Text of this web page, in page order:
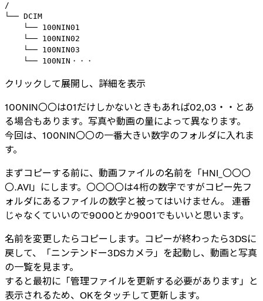
/
└── DCIM
    └── 100NIN01
    └── 100NIN02
    └── 100NIN03
    └── 100NIN・・・
クリックして展開し、詳細を表示
100NIN〇〇は01だけしかないときもあれば02,03・・とあ
る場合もあります。写真や動画の量によって異なります。
今回は、100NIN〇〇の一番大きい数字のフォルダに入れま
す。
まずコピーする前に、動画ファイルの名前を「HNI_〇〇〇
〇.AVI」にします。〇〇〇〇は4桁の数字ですがコピー先フ
ォルダにあるファイルの数字と被ってはいけません。 連番
じゃなくていいので9000とか9001でもいいと思います。
名前を変更したらコピーします。コピーが終わったら3DSに
戻して、「ニンテンドー3DSカメラ」を起動し、動画と写真
の一覧を見ます。
すると最初に「管理ファイルを更新する必要があります」と
表示されるため、OKをタッチして更新します。